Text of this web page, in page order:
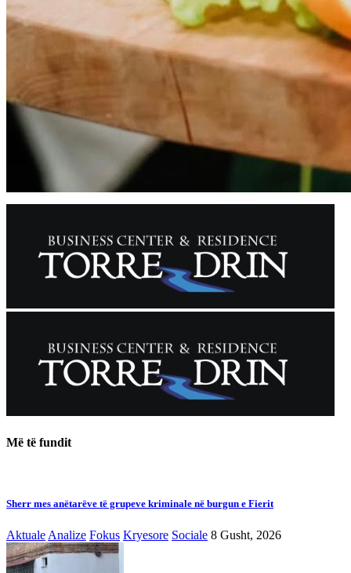
Më të fundit
Sherr mes anëtarëve të grupeve kriminale në burgun e Fierit
Aktuale Analize Fokus Kryesore Sociale 8 Gusht, 2026